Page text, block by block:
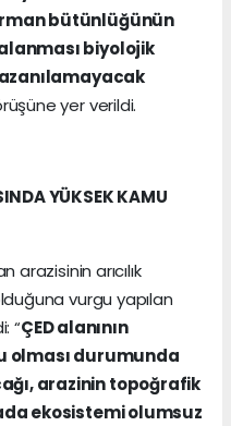
bütünlüğünün
biyolojik
yer verildi.
YÜKSEK KAMU
arazisinin arıcılık
vurgu yapılan
“ÇED alanının
olması durumunda
arazinin topoğrafik
ekosistemi olumsuz